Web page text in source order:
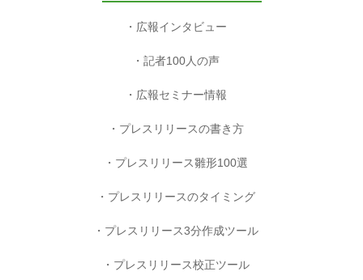
広報インタビュー
記者100人の声
広報セミナー情報
プレスリリースの書き方
プレスリリース雛形100選
プレスリリースのタイミング
プレスリリース3分作成ツール
プレスリリース校正ツール